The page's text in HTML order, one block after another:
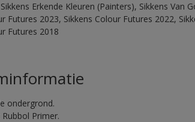
Erkende Kleuren (Painters), Sikkens Van
Futures 2023, Sikkens Colour Futures 2022,
Futures 2018
ondergrond.
Primer.